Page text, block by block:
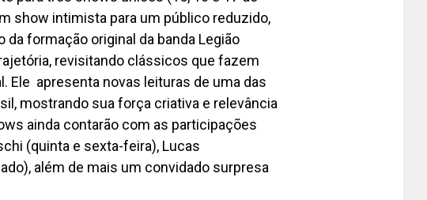
show intimista para um público reduzido,
formação original da banda Legião
revisitando clássicos que fazem
Ele apresenta novas leituras de uma das
mostrando sua força criativa e relevância
ainda contarão com as participações
(quinta e sexta-feira), Lucas
além de mais um convidado surpresa